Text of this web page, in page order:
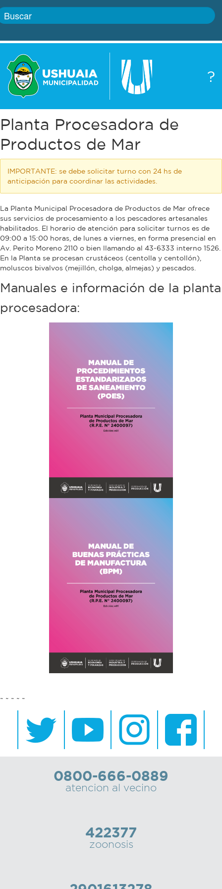
?
Boletín
Autoridades
Defensa
civil
Zoonosis
Bromatología
Rentas
Municipal
estudiantil
Gobierno
Actualidad
Correo
Personal
municipal
Planta Procesadora de
Productos de Mar
IMPORTANTE: se debe solicitar turno con 24 hs de
anticipación para coordinar las actividades.
La Planta Municipal Procesadora de Productos de Mar ofrece
sus servicios de procesamiento a los pescadores artesanales
habilitados. El horario de atención para solicitar turnos es de
09:00 a 15:00 horas, de lunes a viernes, en forma presencial en
Av. Perito Moreno 2110 o bien llamando al 43-6333 interno 1526.
En la Planta se procesan crustáceos (centolla y centollón),
moluscos bivalvos (mejillón, cholga, almejas) y pescados.
Manuales e información de la planta
procesadora:
~ ~ ~ ~ ~
0800-666-0889
atencion al vecino
422377
zoonosis